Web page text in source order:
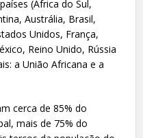
(África do Sul,
Austrália, Brasil,
Unidos, França,
Reino Unido, Rússia
a União Africana e a
cerca de 85% do
mais de 75% do